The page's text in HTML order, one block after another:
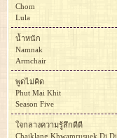
Chom
Lula
น้ำหนัก
Namnak
Armchair
พูดไม่คิด
Phut Mai Khit
Season Five
ใจกลางความรู้สึกดีดี
Chaiklang Khwamrusuek Di Di